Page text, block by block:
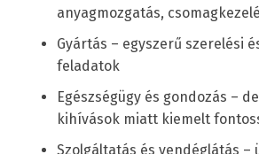
anyagmozgatás,
Gyártás – egyszerű szerelési
feladatok
Egészségügy és gondozás –
kihívások miatt kiemelt
Szolgáltatás és vendéglátás –